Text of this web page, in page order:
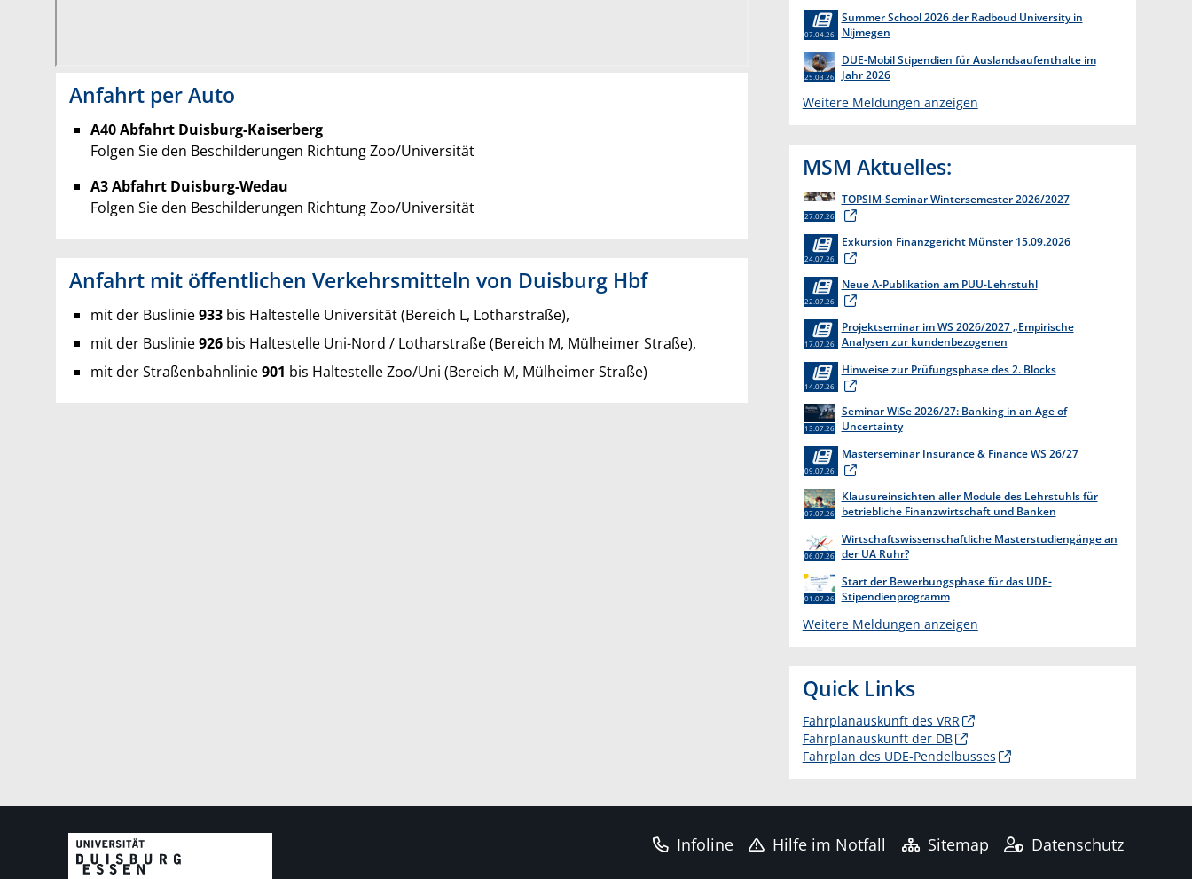
Anfahrt per Auto
A40 Abfahrt Duisburg-Kaiserberg
Folgen Sie den Beschilderungen Richtung Zoo/Universität
A3 Abfahrt Duisburg-Wedau
Folgen Sie den Beschilderungen Richtung Zoo/Universität
Anfahrt mit öffentlichen Verkehrsmitteln von Duisburg Hbf
mit der Buslinie933 bis Haltestelle Universität (Bereich L, Lotharstraße),
mit der Buslinie926 bis Haltestelle Uni-Nord / Lotharstraße (Bereich M, Mülheimer Straße),
mit der Straßenbahnlinie901 bis Haltestelle Zoo/Uni (Bereich M, Mülheimer Straße)
Summer School 2026 der Radboud University in
Nijmegen
07.04.26
DUE-Mobil Stipendien für Auslandsaufenthalte im
Jahr 2026
25.03.26
Weitere Meldungen anzeigen
MSM Aktuelles:
TOPSIM-Seminar Wintersemester 2026/2027
27.07.26
Exkursion Finanzgericht Münster 15.09.2026
24.07.26
Neue A-Publikation am PUU-Lehrstuhl
22.07.26
Projektseminar im WS 2026/2027 „Empirische
Analysen zur kundenbezogenen
17.07.26
Hinweise zur Prüfungsphase des 2. Blocks
14.07.26
Seminar WiSe 2026/27: Banking in an Age of
Uncertainty
13.07.26
Masterseminar Insurance & Finance WS 26/27
09.07.26
Klausureinsichten aller Module des Lehrstuhls für
betriebliche Finanzwirtschaft und Banken
07.07.26
Wirtschaftswissenschaftliche Masterstudiengänge an
der UA Ruhr?
06.07.26
Start der Bewerbungsphase für das UDE-
Stipendienprogramm
01.07.26
Weitere Meldungen anzeigen
Quick Links
Fahrplanauskunft des VRR
Fahrplanauskunft der DB
Fahrplan des UDE-Pendelbusses
Infoline Hilfe im Notfall Sitemap Datenschutz